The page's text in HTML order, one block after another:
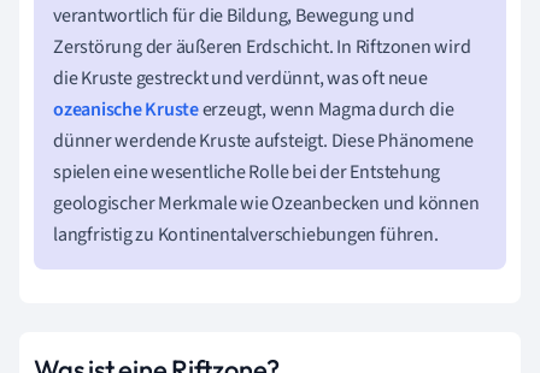
verantwortlich für die Bildung, Bewegung und
Zerstörung der äußeren Erdschicht. In Riftzonen wird
die Kruste gestreckt und verdünnt, was oft neue
ozeanische Krusteerzeugt, wenn Magma durch die
dünner werdende Kruste aufsteigt. Diese Phänomene
spielen eine wesentliche Rolle bei der Entstehung
geologischer Merkmale wie Ozeanbecken und können
langfristig zu Kontinentalverschiebungen führen.